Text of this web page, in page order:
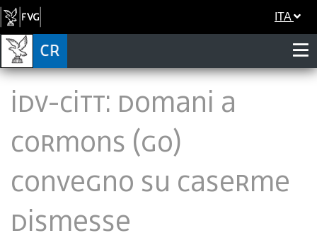
ITA
IdV-Citt: domani a
Cormons (GO)
convegno su caserme
dismesse